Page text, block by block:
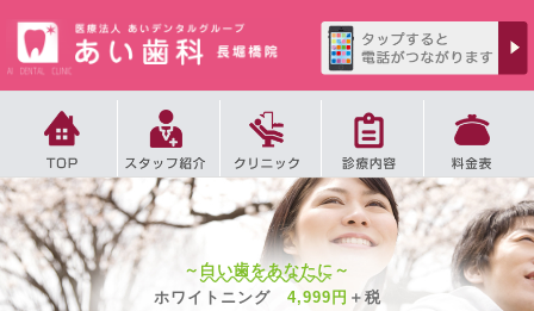
夜10時まで診療、
～ 白い歯をあなたに ～
ホワイトニング 4,999円 ＋税
徒歩 2分
徒歩4分